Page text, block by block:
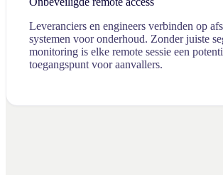
Leveranciers en engineers verbinden op
systemen voor onderhoud. Zonder juiste
monitoring is elke remote sessie een
toegangspunt voor aanvallers.